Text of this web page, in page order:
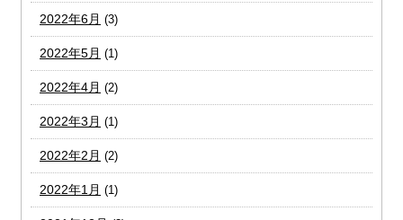
2022年6月 (3)
2022年5月 (1)
2022年4月 (2)
2022年3月 (1)
2022年2月 (2)
2022年1月 (1)